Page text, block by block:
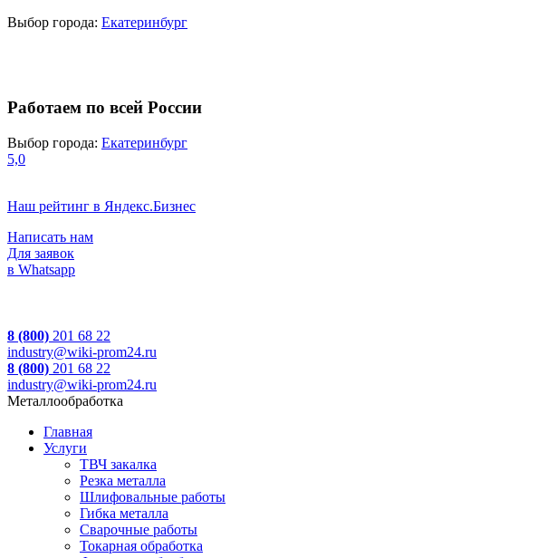
Выбор города: Екатеринбург
Работаем по всей России
Выбор города: Екатеринбург
5,0
Наш рейтинг в Яндекс.Бизнес
Написать нам
Для заявок
в Whatsapp
8 (800) 201 68 22
industry@wiki-prom24.ru
8 (800) 201 68 22
industry@wiki-prom24.ru
Металлообработка
Главная
Услуги
ТВЧ закалка
Резка металла
Шлифовальные работы
Гибка металла
Сварочные работы
Токарная обработка